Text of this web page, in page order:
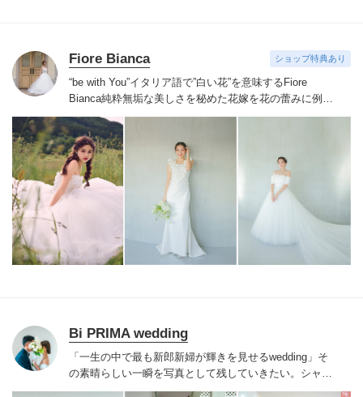
Fiore Bianca ショップ特典あり
“be with You”イタリア語で”白い花”を意味するFiore
Bianca純粋無垢な美しさを秘めた花嫁を花の蕾みに例え
白い花が咲くまでのストーリーをあなたと共に紡いでい
きます
世界を巡り出会ったデザイナーズブランドや、オ
リジナルドレスはまだ見ぬ新しい自分の姿へと出会わせ
てくれます。
誰かの真似ではなくあなただからできるス
タイルへあなたにしかできないブライズスタイルへ導き
ます。
美しい白い花を咲かせ今よりずっと好きな自分
Bi PRIMA wedding
「一生の中で最も新郎新婦が輝きを見せるwedding」そ
の素晴らしい一瞬を写真として残していきたい。 シャッ
ターを切った瞬間、まるでその場所にいるお二人の気持